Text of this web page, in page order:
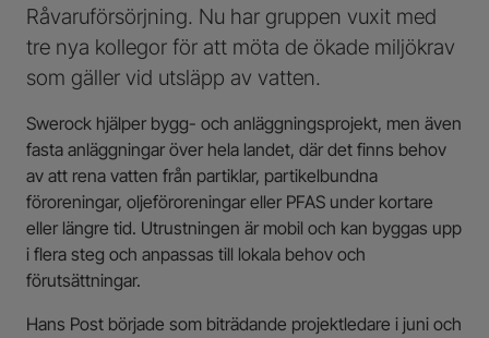
Råvaruförsörjning. Nu har gruppen vuxit med
tre nya kollegor för att möta de ökade miljökrav
som gäller vid utsläpp av vatten.
Swerock hjälper bygg- och anläggningsprojekt, men även
fasta anläggningar över hela landet, där det finns behov
av att rena vatten från partiklar, partikelbundna
föroreningar, oljeföroreningar eller PFAS under kortare
eller längre tid. Utrustningen är mobil och kan byggas upp
i flera steg och anpassas till lokala behov och
förutsättningar.
Hans Post började som biträdande projektledare i juni och